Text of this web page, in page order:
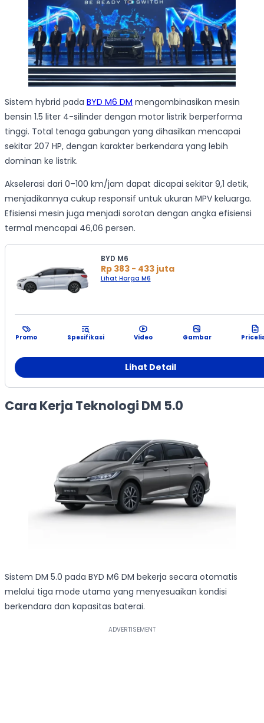
Sistem hybrid pada BYD M6 DM mengombinasikan mesin
bensin 1.5 liter 4-silinder dengan motor listrik berperforma
tinggi. Total tenaga gabungan yang dihasilkan mencapai
sekitar 207 HP, dengan karakter berkendara yang lebih
dominan ke listrik.
Akselerasi dari 0–100 km/jam dapat dicapai sekitar 9,1 detik,
menjadikannya cukup responsif untuk ukuran MPV keluarga.
Efisiensi mesin juga menjadi sorotan dengan angka efisiensi
termal mencapai 46,06 persen.
BYD M6
Rp 383 - 433 juta
Lihat Harga M6
Promo Spesifikasi Video Gambar
Lihat Detail
Cara Kerja Teknologi DM 5.0
Sistem DM 5.0 pada BYD M6 DM bekerja secara otomatis
melalui tiga mode utama yang menyesuaikan kondisi
berkendara dan kapasitas baterai.